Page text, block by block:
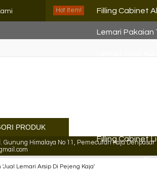
Hot Item! Filling Cabinet
Lemari Pakaian
Filling Cabinet
PRODUK
Gunung Himalaya No 11, Pemecutan Kaja Denpasar
Lemari Arsip Di Pejeng Kaja'